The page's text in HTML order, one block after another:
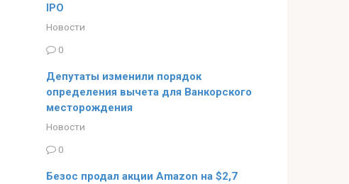
IPO
Новости
0
Депутаты изменили порядок
определения вычета для Ванкорского
месторождения
Новости
0
Безос продал акции Amazon на $2,7